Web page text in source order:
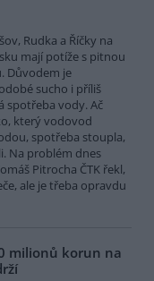
Rudka a Říčky na
mají potíže s pitnou
Důvodem je
sucho i příliš
spotřeba vody. Ač
který vodovod
spotřeba stoupla,
Na problém dnes
Pitrocha ČTK řekl,
ale je třeba opravdu
milionů korun na